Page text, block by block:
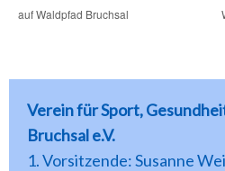
auf Waldpfad Bruchsal
Verein für Sport,
Bruchsal e.V.
1. Vorsitzende: Susanne